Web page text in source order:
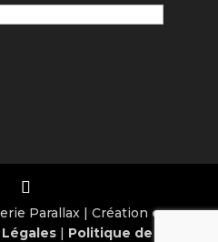
Parallax | Création e-
| Politique de